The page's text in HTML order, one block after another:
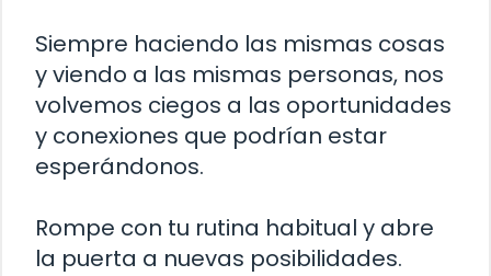
Siempre haciendo las mismas cosas
y viendo a las mismas personas, nos
volvemos ciegos a las oportunidades
y conexiones que podrían estar
esperándonos.
Rompe con tu rutina habitual y abre
la puerta a nuevas posibilidades.